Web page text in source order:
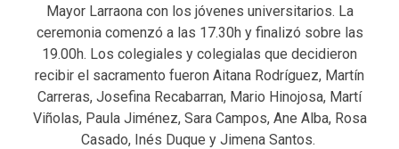
Mayor Larraona con los jóvenes universitarios. La
ceremonia comenzó a las 17.30h y finalizó sobre las
19.00h. Los colegiales y colegialas que decidieron
recibir el sacramento fueron Aitana Rodríguez, Martín
Carreras, Josefina Recabarran, Mario Hinojosa, Martí
Viñolas, Paula Jiménez, Sara Campos, Ane Alba, Rosa
Casado, Inés Duque y Jimena Santos.